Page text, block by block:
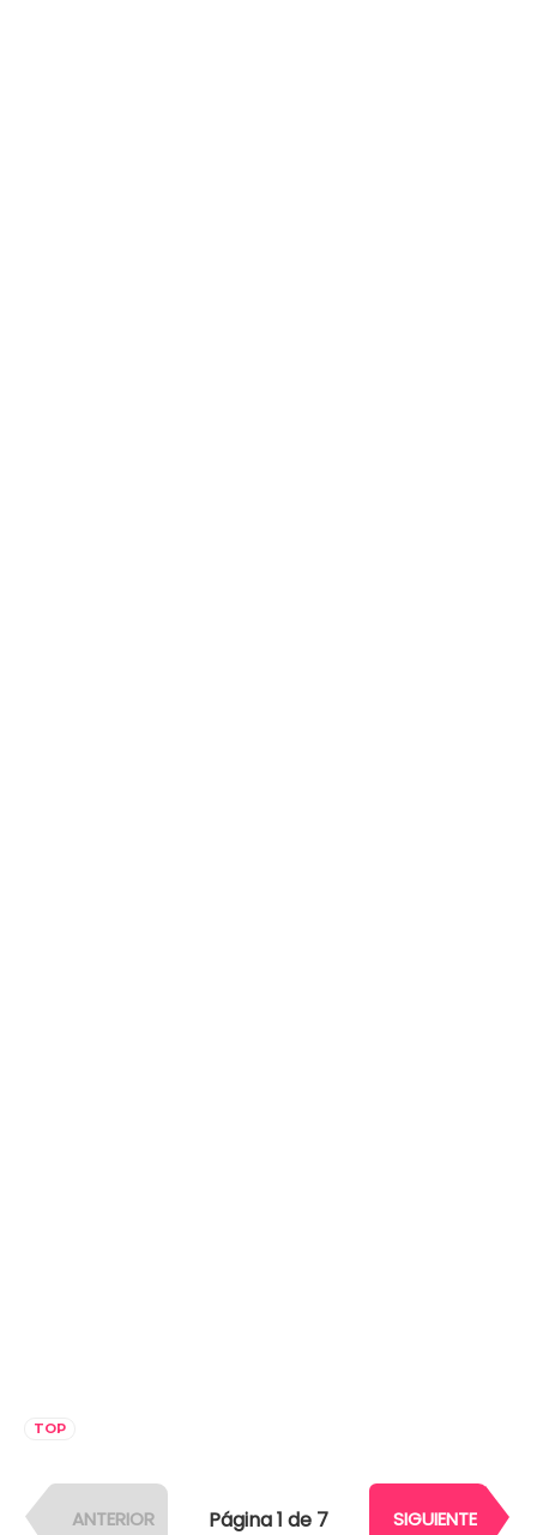
TOP
ANTERIOR Página 1 de 7 SIGUIENTE